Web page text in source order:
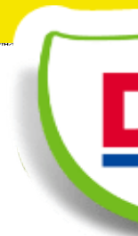
結果の1～16/21を表示しています